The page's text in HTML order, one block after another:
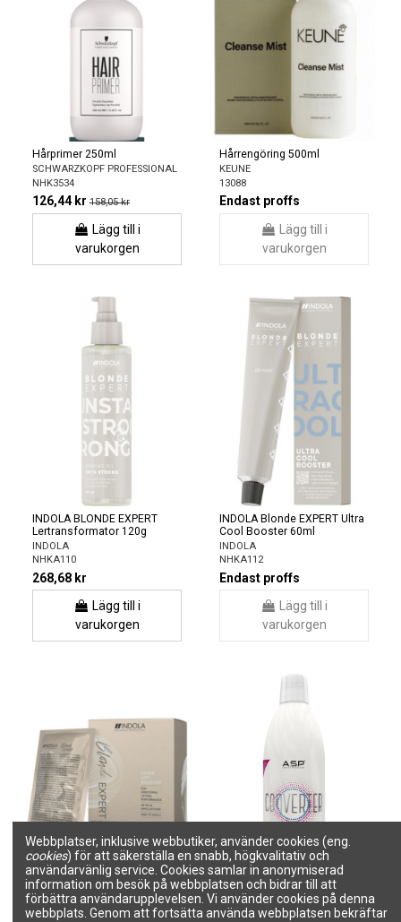
Hårprimer 250ml
SCHWARZKOPF PROFESSIONAL
NHK3534
126,44 kr 158,05 kr
Lägg till i
varukorgen
Hårrengöring 500ml
KEUNE
13088
Endast proffs
Lägg till i
varukorgen
INDOLA BLONDE EXPERT
Lertransformator 120g
INDOLA
NHKA110
268,68 kr
Lägg till i
varukorgen
INDOLA Blonde EXPERT Ultra
Cool Booster 60ml
INDOLA
NHKA112
Endast proffs
Lägg till i
varukorgen
Indola Blonde EXPERT Ultra
Lift booster 10g
KONVERTER Permanent
färgkonverterare till toning,
Webbplatser, inklusive webbutiker, använder cookies (eng.
cookies) för att säkerställa en snabb, högkvalitativ och
användarvänlig service. Cookies samlar in anonymiserad
information om besök på webbplatsen och bidrar till att
förbättra användarupplevelsen. Vi använder cookies på denna
webbplats. Genom att fortsätta använda webbplatsen bekräftar